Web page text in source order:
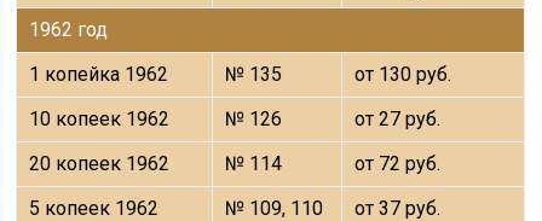
1962 год
1 копейка 1962
№ 135
от 130 руб.
10 копеек 1962
№ 126
от 27 руб.
20 копеек 1962
№ 114
от 72 руб.
5 копеек 1962
№ 109, 110
от 37 руб.